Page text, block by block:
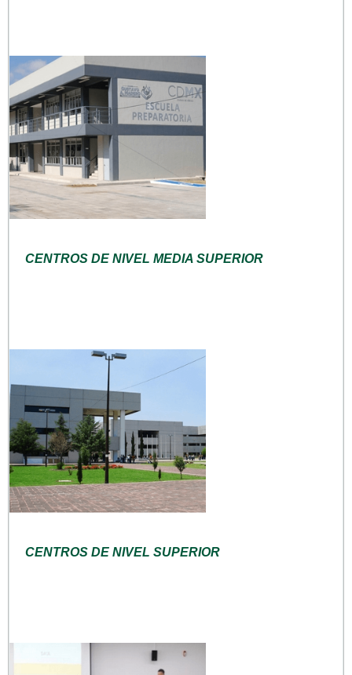
CENTROS DE NIVEL MEDIA SUPERIOR
CENTROS DE NIVEL SUPERIOR